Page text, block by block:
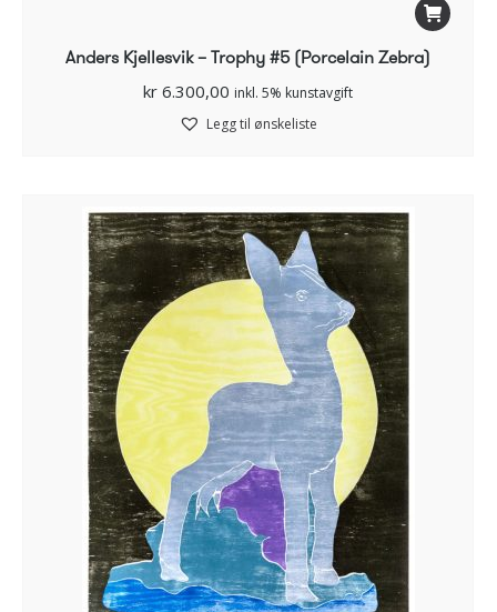
Anders Kjellesvik – Trophy #5 (Porcelain Zebra)
kr 6.300,00 inkl. 5% kunstavgift
Legg til ønskeliste